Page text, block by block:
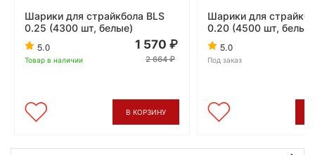
Шарики для страйкбола BLS
0.25 (4300 шт, белые)
5.0
Товар в наличии
1 570
2 664
В КОРЗИНУ
Шарики для
0.20 (4500 шт, белые)
5.0
Под заказ